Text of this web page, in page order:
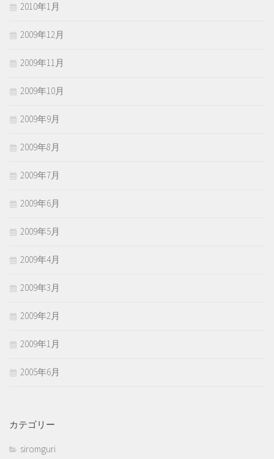
2010年1月
2009年12月
2009年11月
2009年10月
2009年9月
2009年8月
2009年7月
2009年6月
2009年5月
2009年4月
2009年3月
2009年2月
2009年1月
2005年6月
カテゴリー
siromguri